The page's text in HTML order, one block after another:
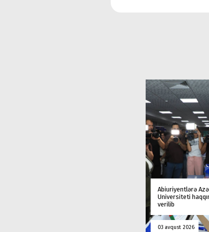
Abiuriyentlərə
Universiteti
verilib
03 avqust 2026